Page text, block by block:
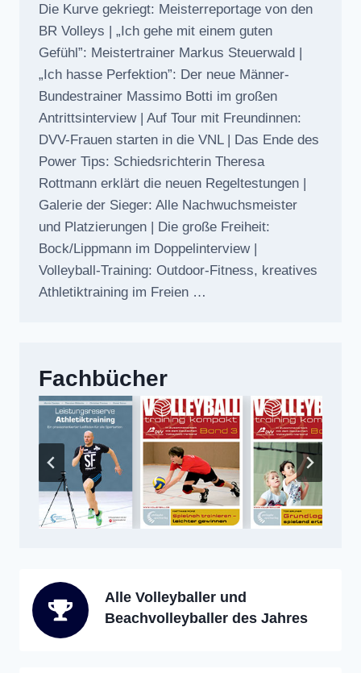
Die Kurve gekriegt: Meisterreportage von den
BR Volleys | „Ich gehe mit einem guten
Gefühl”: Meistertrainer Markus Steuerwald |
„Ich hasse Perfektion”: Der neue Männer-
Bundestrainer Massimo Botti im großen
Antrittsinterview | Auf Tour mit Freundinnen:
DVV-Frauen starten in die VNL | Das Ende des
Power Tips: Schiedsrichterin Theresa
Rottmann erklärt die neuen Regeltestungen |
Galerie der Sieger: Alle Nachwuchsmeister
und Platzierungen | Die große Freiheit:
Bock/Lippmann im Doppelinterview |
Volleyball-Training: Outdoor-Fitness, kreatives
Athletiktraining im Freien …
Fachbücher
Alle Volleyballer und
Beachvolleyballer des Jahres